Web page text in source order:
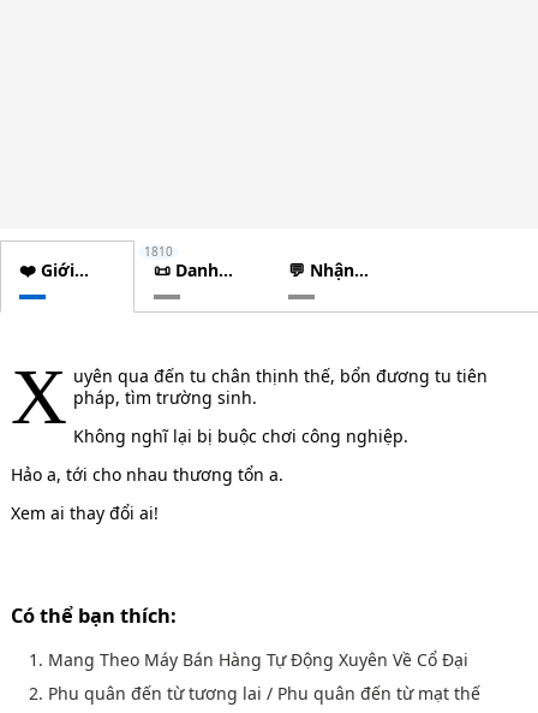
❤️ Giới
thiệu
📜 Danh
sách
chương
1810
💬 Nhận
xét
X uyên qua đến tu chân thịnh thế, bổn đương tu tiên
pháp, tìm trường sinh.
Không nghĩ lại bị buộc chơi công nghiệp.
Hảo a, tới cho nhau thương tổn a.
Xem ai thay đổi ai!
Có thể bạn thích:
1. Mang Theo Máy Bán Hàng Tự Động Xuyên Về Cổ Đại
2. Phu quân đến từ tương lai / Phu quân đến từ mạt thế